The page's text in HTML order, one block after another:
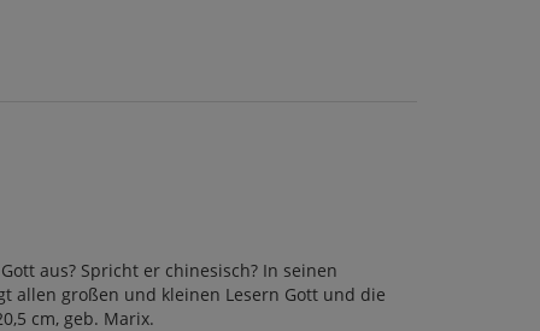
aus? Spricht er chinesisch? In seinen
allen großen und kleinen Lesern Gott und die
cm, geb. Marix.